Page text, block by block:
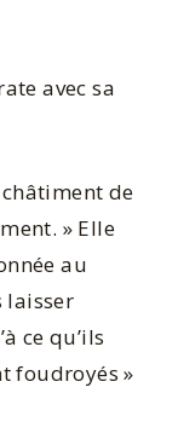
avec sa
châtiment de
» Elle
au
laisser
ce qu’ils
foudroyés »